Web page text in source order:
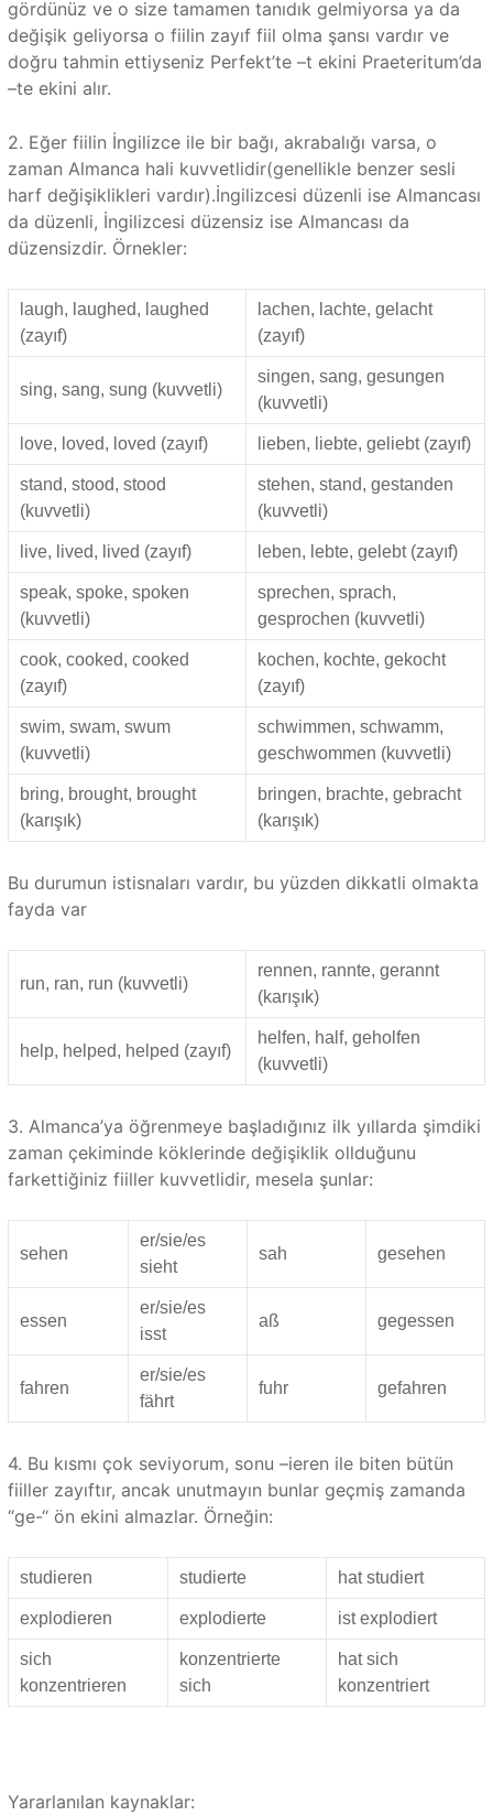
gördünüz ve o size tamamen tanıdık gelmiyorsa ya da
değişik geliyorsa o fiilin zayıf fiil olma şansı vardır ve
doğru tahmin ettiyseniz Perfekt’te –t ekini Praeteritum’da
–te ekini alır.
2. Eğer fiilin İngilizce ile bir bağı, akrabalığı varsa, o
zaman Almanca hali kuvvetlidir(genellikle benzer sesli
harf değişiklikleri vardır).İngilizcesi düzenli ise Almancası
da düzenli, İngilizcesi düzensiz ise Almancası da
düzensizdir. Örnekler:
laugh, laughed, laughed
(zayıf)
lachen, lachte, gelacht
(zayıf)
sing, sang, sung (kuvvetli)
singen, sang, gesungen
(kuvvetli)
love, loved, loved (zayıf) lieben, liebte, geliebt (zayıf)
stand, stood, stood
(kuvvetli)
stehen, stand, gestanden
(kuvvetli)
live, lived, lived (zayıf) leben, lebte, gelebt (zayıf)
speak, spoke, spoken
(kuvvetli)
sprechen, sprach,
gesprochen (kuvvetli)
cook, cooked, cooked
(zayıf)
kochen, kochte, gekocht
(zayıf)
swim, swam, swum
(kuvvetli)
schwimmen, schwamm,
geschwommen (kuvvetli)
bring, brought, brought
(karışık)
bringen, brachte, gebracht
(karışık)
Bu durumun istisnaları vardır, bu yüzden dikkatli olmakta
fayda var
run, ran, run (kuvvetli)
rennen, rannte, gerannt
(karışık)
help, helped, helped (zayıf)
helfen, half, geholfen
(kuvvetli)
3. Almanca’ya öğrenmeye başladığınız ilk yıllarda şimdiki
zaman çekiminde köklerinde değişiklik ollduğunu
farkettiğiniz fiiller kuvvetlidir, mesela şunlar:
sehen
er/sie/es
sieht
sah gesehen
essen
er/sie/es
isst
aß gegessen
fahren
er/sie/es
fährt
fuhr gefahren
4. Bu kısmı çok seviyorum, sonu –ieren ile biten bütün
fiiller zayıftır, ancak unutmayın bunlar geçmiş zamanda
“ge-“ ön ekini almazlar. Örneğin:
studieren studierte hat studiert
explodieren explodierte ist explodiert
sich
konzentrieren
konzentrierte
sich
hat sich
konzentriert
Yararlanılan kaynaklar: